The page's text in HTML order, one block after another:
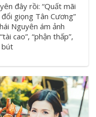
đây rồi: “Quất mãi
giọng Tân Cương”
Nguyên ám ảnh
cao”, “phận thấp”,
bút